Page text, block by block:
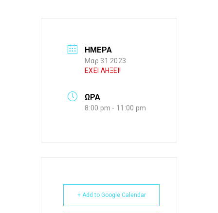
ΗΜΕΡΑ
Μαρ 31 2023
ΕΧΕΙ ΛΗΞΕΙ!
ΩΡΑ
8:00 pm - 11:00 pm
+ Add to Google Calendar